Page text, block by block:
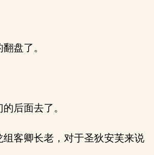
盘了。
后面去了。
客卿长老，对于圣狄安芙来说